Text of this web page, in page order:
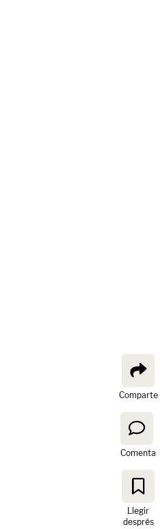
Comparte
Comenta
Llegir
després